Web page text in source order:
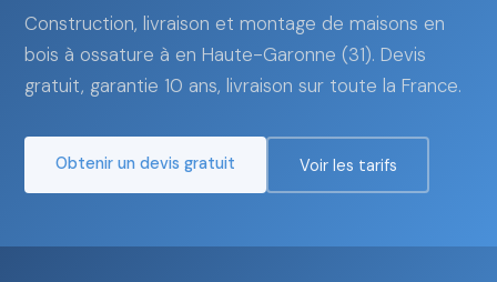
Construction, livraison et montage de maisons en
bois à ossature à en Haute-Garonne (31). Devis
gratuit, garantie 10 ans, livraison sur toute la France.
Obtenir un devis gratuit Voir les tarifs